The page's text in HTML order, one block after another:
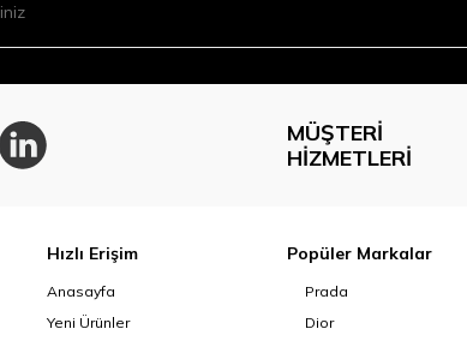
MÜŞTERI
HIZMETLERI
Hızlı Erişim
Anasayfa
Yeni Ürünler
Popüler Markalar
Prada
Dior